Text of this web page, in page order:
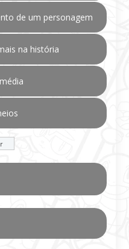
de um personagem
na história